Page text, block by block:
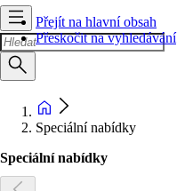
Přejít na hlavní obsah
Přeskočit na vyhledávání
Speciální nabídky
Speciální nabídky